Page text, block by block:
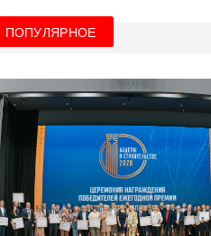
ПОПУЛЯРНОЕ